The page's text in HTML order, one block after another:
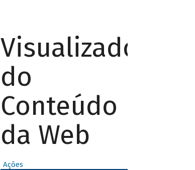
Visualizador
do
Conteúdo
da Web
Ações